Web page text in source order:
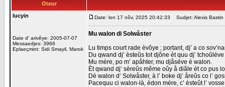
Oteur
lucyin
Date d' arivêye: 2005-07-07
Messaedjes: 3966
Eplaeçmint: Sidi Smayil, Marok
Date: lon 17 nôv, 2025 20:42:33 Sudjet: Alexis Bastin
Mu walon di Solwåster
Lu timps court rade èvôye ; portant, dj’ a co
Du qwand dj’ èsteûs tot djône èt quu dj’ tchoûléve
Mu mére, po m’ apåhter, mu djåséve è walon.
Èt qwand dj‘ sèreûs même oûy å diâle èt co pus
Dè walon d‘ Solwåster, à l’ boke dj’ åreûs co l’
Pacequu ci walon-là, èdon mére, c’ èsteût l’